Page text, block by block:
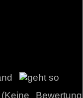
(Keine Bewertung